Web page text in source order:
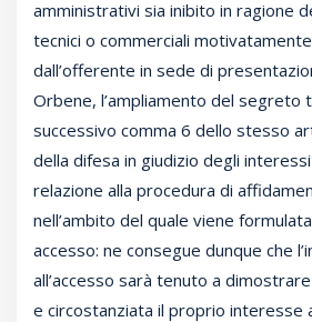
amministrativi sia inibito in ragione
tecnici o commerciali
dall’offerente in sede di
Orbene, l’ampliamento del segreto
successivo comma 6 dello stesso
della difesa in giudizio degli
relazione alla procedura di
nell’ambito del quale viene
accesso: ne consegue dunque che
all’accesso sarà tenuto a
e circostanziata il proprio interesse